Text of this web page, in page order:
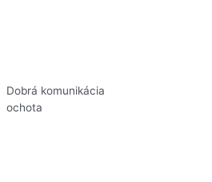
Dobrá komunikácia
ochota